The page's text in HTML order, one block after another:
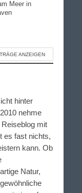
Meer in
ANZEIGEN
hinter
nehme
mit
es fast nichts,
kann. Ob
Natur,